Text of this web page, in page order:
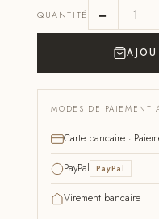
QUANTITÉ −
MODES DE PAIEMENT
Carte bancaire ·
PayPal PayPal
Virement bancaire